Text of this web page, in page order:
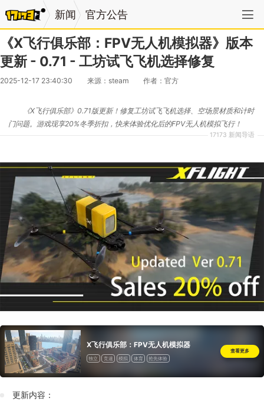
新闻 官方公告
《X飞行俱乐部：FPV无人机模拟器》版本
更新 - 0.71 - 工坊试飞飞机选择修复
2025-12-17 23:40:30 来源：steam 作者：官方
17173 新闻导语
《X飞行俱乐部》0.71版更新！修复工坊试飞飞机选择、空场景材质和计时
门问题。游戏现享20%冬季折扣，快来体验优化后的FPV无人机模拟飞行！
X飞行俱乐部：FPV无人机模拟器
独立 竞速 模拟 体育 抢先体验
查看更多
更新内容：